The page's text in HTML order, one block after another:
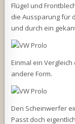
Flügel und
die Aussparung für
und durch ein
Einmal ein
andere Form.
Den Scheinwerfer
Passt doch